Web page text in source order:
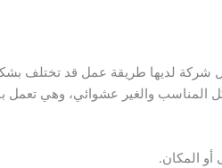
لديها طريقة عمل قد تختلف
والغير عشوائي، وهي تعمل
المكان.